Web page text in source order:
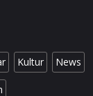
Kultur News